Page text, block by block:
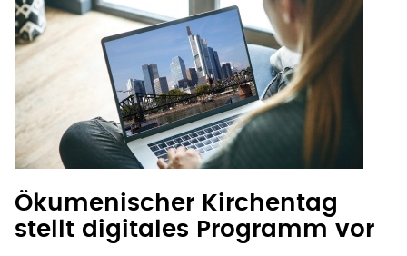
Ökumenischer Kirchentag
stellt digitales Programm vor